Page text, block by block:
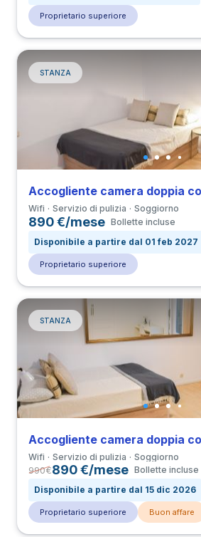
Proprietario superiore
STANZA
Wifi Servizio di pulizia Soggiorno
890 €/mese Bollette incluse
Disponibile a partire dal 01 feb 2027
Proprietario superiore
STANZA
Wifi Servizio di pulizia Soggiorno
990€890 €/mese Bollette incluse
Disponibile a partire dal 15 dic 2026
Proprietario superiore Buon affare